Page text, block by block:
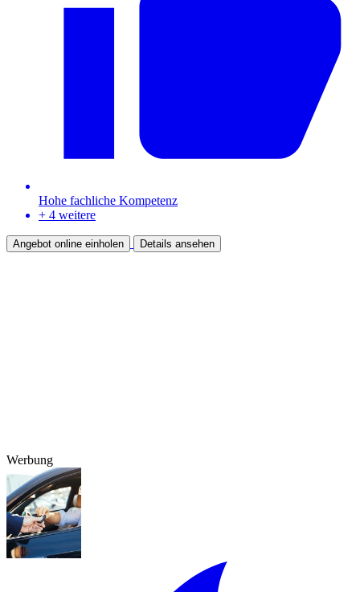
Hohe fachliche Kompetenz
+ 4 weitere
Angebot online einholen Details ansehen
Werbung